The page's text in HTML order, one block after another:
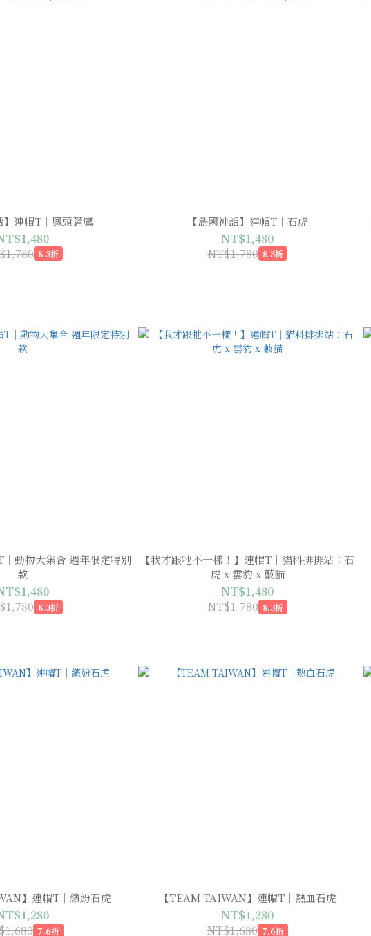
】連帽T｜鳳頭蒼鷹
8.3折
【島國神話】連帽T｜石虎
NT$1,480
NT$1,780 8.3折
｜動物大集合 週年限定特別
款
8.3折
【我才跟牠不一樣！】連帽T｜貓科排排站：石
虎 x 雲豹 x 藪貓
NT$1,480
NT$1,780 8.3折
】連帽T｜繽紛石虎
7.6折
【TEAM TAIWAN】連帽T｜熱血石虎
NT$1,280
NT$1,680 7.6折